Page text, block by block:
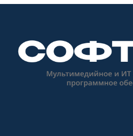
переговорных комнат и учебных
разрешение: 3840x2160@60Гц
(16:9), сенсор: 50 касаний,